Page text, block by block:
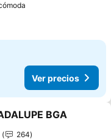
Ver precios
a favoritos
BGA
264